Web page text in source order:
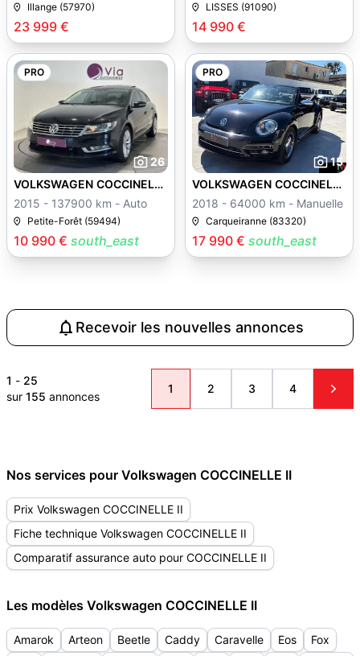
23 999 €
Illange (57970)
14 990 €
LISSES (91090)
PRO
26
10 990 € south_east
VOLKSWAGEN COCCINELLE
II
2015 - 137900 km - Auto
Petite-Forêt (59494)
PRO
15
17 990 € south_east
VOLKSWAGEN COCCINELLE
II
2018 - 64000 km - Manuelle
Carqueiranne (83320)
Recevoir les nouvelles annonces
1 - 25
sur 155 annonces
1 2 3 4
Nos services pour Volkswagen COCCINELLE II
Prix Volkswagen COCCINELLE II
Fiche technique Volkswagen COCCINELLE II
Comparatif assurance auto pour COCCINELLE II
Les modèles Volkswagen COCCINELLE II
Amarok Arteon Beetle Caddy Caravelle Eos
Fox